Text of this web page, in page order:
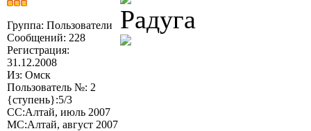
Группа: Пользователи
Сообщений: 228
Регистрация:
31.12.2008
Из: Омск
Пользователь №: 2
{ступень}:5/3
СС:Алтай, июль 2007
МС:Алтай, август 2007
Радуга